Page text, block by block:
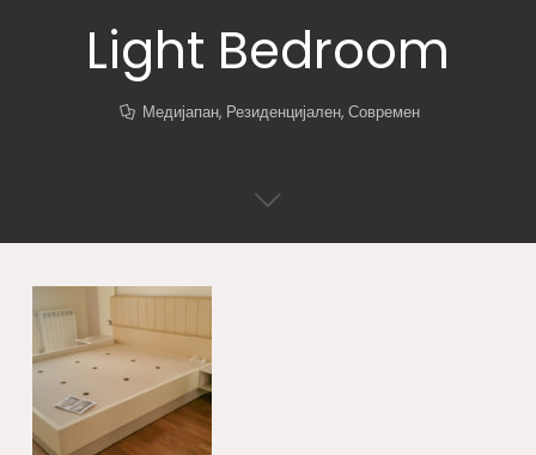
Light Bedroom
Медијапан, Резиденцијален, Современ